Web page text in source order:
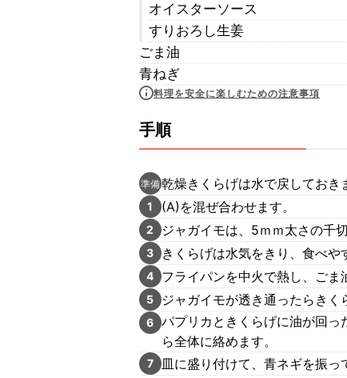
オイスターソース
すりおろし生姜
ごま油
青ねぎ
料理を安全に楽しむための注意事項
手順
準備乾燥きくらげは水で戻しておき
1 (A)を混ぜ合わせます。
2 ジャガイモは、5ｍｍ太さの千
3 きくらげは水気をきり、食べや
4 フライパンを中火で熱し、ごま
5 ジャガイモが透き通ったらきく
6 パプリカときくらげに油が回
ら全体に絡めます。
7 皿に盛り付けて、青ネギを振っ